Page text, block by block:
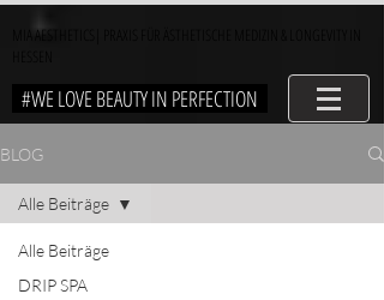
MIA AESTHETICS| PRAXIS FÜR ÄSTHETISCHE MEDIZIN & LONGEVITY IN
#WE LOVE BEAUTY IN PERFECTION
BLOG
Alle Beiträge
DRIP SPA
Alle Beiträge